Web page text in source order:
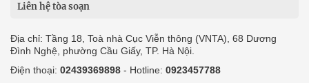
Liên hệ tòa soạn
Địa chỉ: Tầng 18, Toà nhà Cục Viễn thông (VNTA), 68 Dương
Đình Nghệ, phường Cầu Giấy, TP. Hà Nội.
Điện thoại: 02439369898 - Hotline: 0923457788